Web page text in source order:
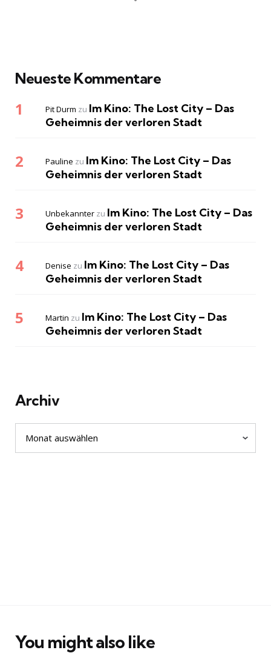
Neueste Kommentare
Pit Durm zu Im Kino: The Lost City – Das
Geheimnis der verloren Stadt
Pauline zu Im Kino: The Lost City – Das
Geheimnis der verloren Stadt
Unbekannter zu Im Kino: The Lost City – Das
Geheimnis der verloren Stadt
Denise zu Im Kino: The Lost City – Das
Geheimnis der verloren Stadt
Martin zu Im Kino: The Lost City – Das
Geheimnis der verloren Stadt
Archiv
Archiv
You might also like